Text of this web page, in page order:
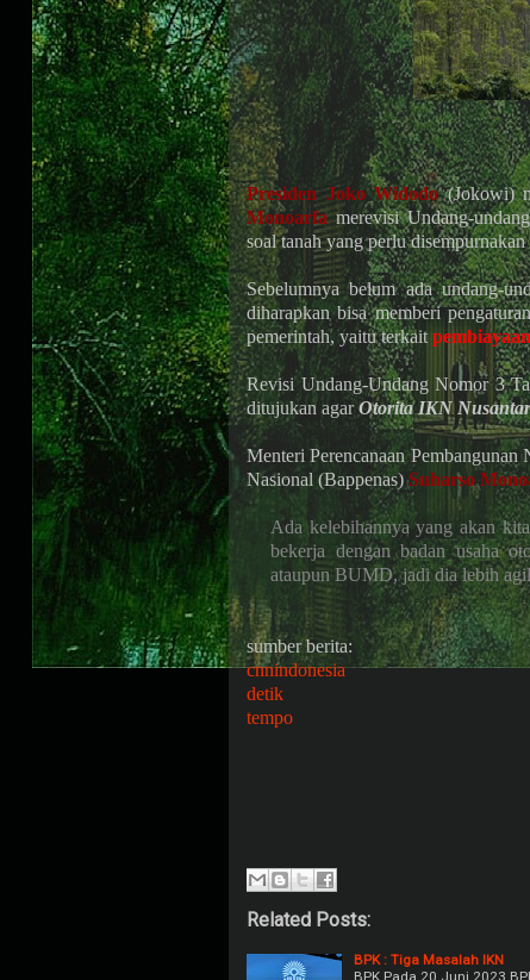
Presiden Joko Widodo(Jokowi)
Monoarfamerevisi Undang-
soal tanah yang perlu
Sebelumnya belum ada undang-
diharapkan bisa memberi
pemerintah, yaitu terkait pembiayaan
Revisi Undang-Undang Nomor 3
ditujukan agarOtorita IKN
Menteri Perencanaan Pembangunan
Nasional (Bappenas)Suharso
Ada kelebihannya yang akan
bekerja dengan badan usaha
ataupun BUMD, jadi dia lebih
sumber berita:
cnnindonesia
detik
tempo
Related Posts:
BPK : Tiga Masalah IKN
BPK Pada 20 Juni 2023